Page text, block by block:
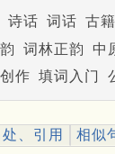
诗话 词话 古
词林正韵 中
作 填词入门
处、引用 相似